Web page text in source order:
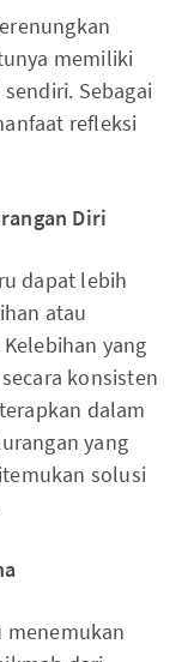
memiliki
Sebagai
refleksi
Diri
dapat lebih
atau
yang
konsisten
dalam
yang
solusi
menemukan